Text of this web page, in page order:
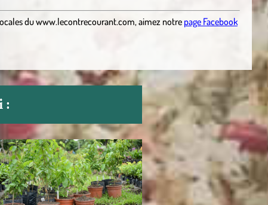
duwww.lecontrecourant.com,aimez notre page Facebook
: